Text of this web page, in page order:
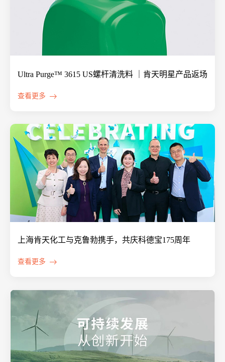
Ultra Purge™ 3615 US螺杆清洗料 ｜肯天明星产品返场
查看更多
上海肯天化工与克鲁勃携手，共庆科德宝175周年
查看更多